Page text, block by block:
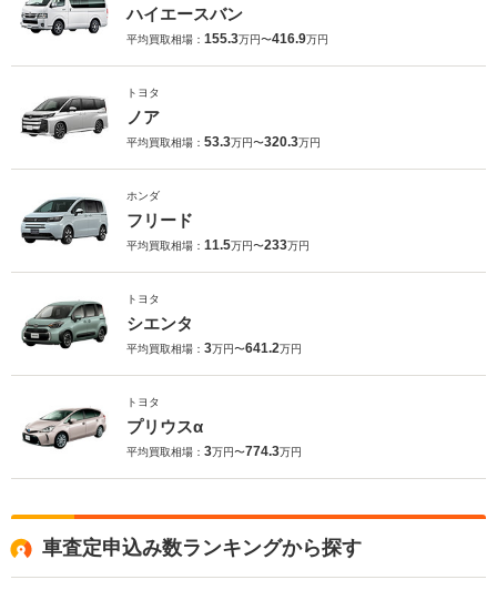
ハイエースバン
平均買取相場： 155.3万円〜416.9万円
トヨタ
ノア
平均買取相場： 53.3万円〜320.3万円
ホンダ
フリード
平均買取相場： 11.5万円〜233万円
トヨタ
シエンタ
平均買取相場： 3万円〜641.2万円
トヨタ
プリウスα
平均買取相場： 3万円〜774.3万円
車査定申込み数ランキングから探す